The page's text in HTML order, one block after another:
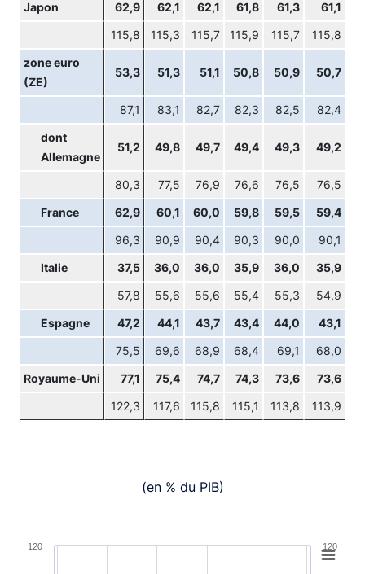
Japon 62,9 62,1 62,1 61,8 61,3 61,1
115,8 115,3 115,7 115,9 115,7 115,8
zone euro
(ZE)
53,3 51,3 51,1 50,8 50,9 50,7
87,1 83,1 82,7 82,3 82,5 82,4
dont
Allemagne
51,2 49,8 49,7 49,4 49,3 49,2
80,3 77,5 76,9 76,6 76,5 76,5
France 62,9 60,1 60,0 59,8 59,5 59,4
96,3 90,9 90,4 90,3 90,0 90,1
Italie 37,5 36,0 36,0 35,9 36,0 35,9
57,8 55,6 55,6 55,4 55,3 54,9
Espagne 47,2 44,1 43,7 43,4 44,0 43,1
75,5 69,6 68,9 68,4 69,1 68,0
Royaume-Uni 77,1 75,4 74,7 74,3 73,6 73,6
122,3 117,6 115,8 115,1 113,8 113,9
(en % du PIB)
120 120